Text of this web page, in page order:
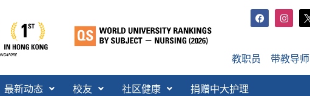
教职员 带教导师
最新动态 校友 社区健康 捐赠中大护理